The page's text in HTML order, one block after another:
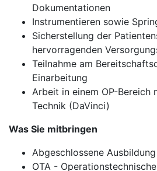
Dokumentationen
Instrumentieren sowie
Sicherstellung der
hervorragenden
Teilnahme am
Einarbeitung
Arbeit in einem OP-Bereich
Technik (DaVinci)
Was Sie mitbringen
Abgeschlossene
OTA -